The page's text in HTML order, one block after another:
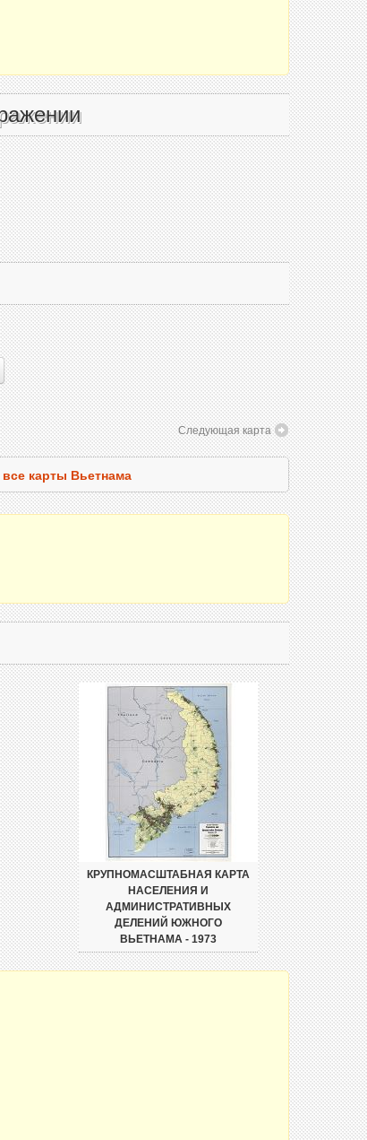
Следующая карта
карты Вьетнама
КРУПНОМАСШТАБНАЯ КАРТА
НАСЕЛЕНИЯ И
АДМИНИСТРАТИВНЫХ
ДЕЛЕНИЙ ЮЖНОГО
ВЬЕТНАМА - 1973